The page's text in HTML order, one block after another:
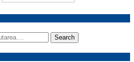
Search